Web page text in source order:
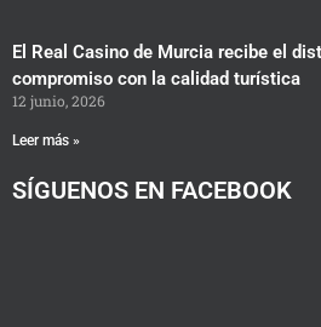
El Real Casino de Murcia recibe el
compromiso con la calidad turística
12 junio, 2026
Leer más »
SÍGUENOS EN FACEBOOK